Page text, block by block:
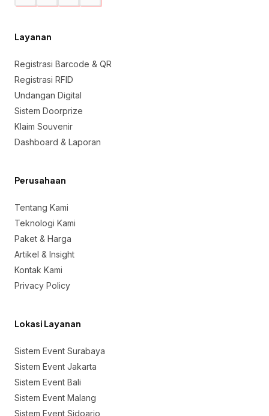
Layanan
Registrasi Barcode & QR
Registrasi RFID
Undangan Digital
Sistem Doorprize
Klaim Souvenir
Dashboard & Laporan
Perusahaan
Tentang Kami
Teknologi Kami
Paket & Harga
Artikel & Insight
Kontak Kami
Privacy Policy
Lokasi Layanan
Sistem Event Surabaya
Sistem Event Jakarta
Sistem Event Bali
Sistem Event Malang
Sistem Event Sidoarjo